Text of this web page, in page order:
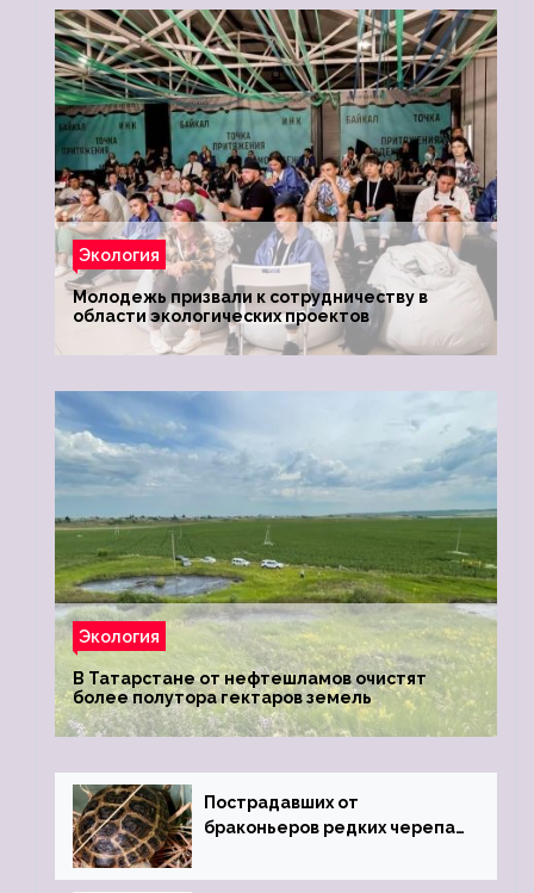
Экология
Молодежь призвали к сотрудничеству в
области экологических проектов
Экология
В Татарстане от нефтешламов очистят
более полутора гектаров земель
Пострадавших от
браконьеров редких черепах
зоопарк